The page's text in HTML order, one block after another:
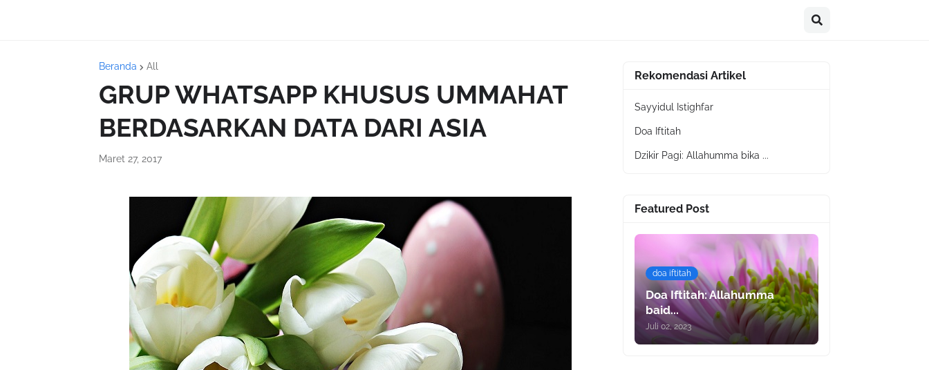
Beranda All
GRUP WHATSAPP KHUSUS UMMAHAT
BERDASARKAN DATA DARI ASIA
Maret 27, 2017
Rekomendasi Artikel
Sayyidul Istighfar
Doa Iftitah
Dzikir Pagi: Allahumma bika ...
Featured Post
doa iftitah
Doa Iftitah: Allahumma
baid...
Juli 02, 2023